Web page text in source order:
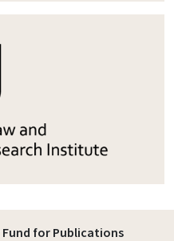
for Publications